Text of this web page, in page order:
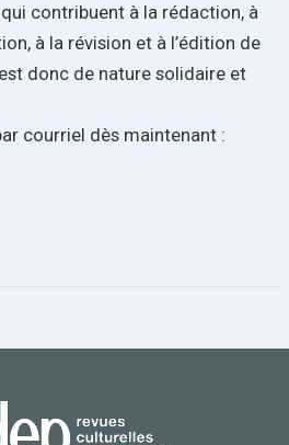
contribuent à la rédaction, à
à la révision et à l’édition de
donc de nature solidaire et
courriel dès maintenant :